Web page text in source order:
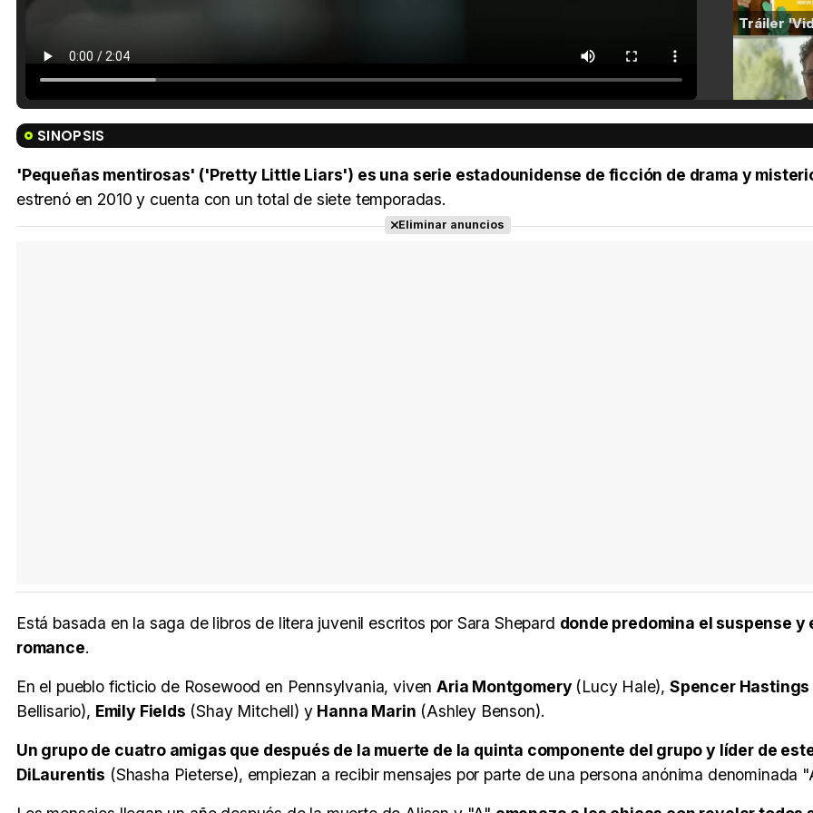
SINOPSIS
'Pequeñas mentirosas' ('Pretty Little Liars') es una serie estadounidense de ficción de drama y
estrenó en 2010 y cuenta con un total de siete temporadas.
Eliminar anuncios
Está basada en la saga de libros de litera juvenil escritos por Sara Shepard donde predomina el suspense y
romance.
En el pueblo ficticio de Rosewood en Pennsylvania, vivenAria Montgomery (Lucy Hale), Spencer Hastings
Bellisario), Emily Fields (Shay Mitchell) y Hanna Marin (Ashley Benson).
Un grupo de cuatro amigas que después de la muerte de la quinta componente del grupo y líder de
DiLaurentis (Shasha Pieterse), empiezan a recibir mensajes por parte de una persona anónima denominada